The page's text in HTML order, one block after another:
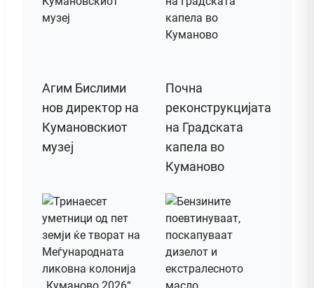
Агим Бислими
нов директор на
Кумановскиот
музеј
Почна
реконструкцијата
на Градската
капела во
Куманово